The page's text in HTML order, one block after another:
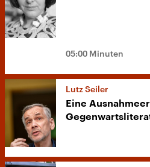
05:00 Minuten
Lutz Seiler
Eine